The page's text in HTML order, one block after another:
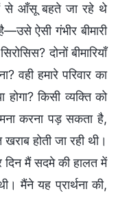
से आँसू बहते जा रहे थे
ऐसी गंभीर बीमारी
दोनों बीमारियाँ
वही हमारे परिवार का
होगा? किसी व्यक्ति को
करना पड़ सकता है,
होती जा रही थी।
मैं सदमे की हालत में
मैंने यह प्रार्थना की,